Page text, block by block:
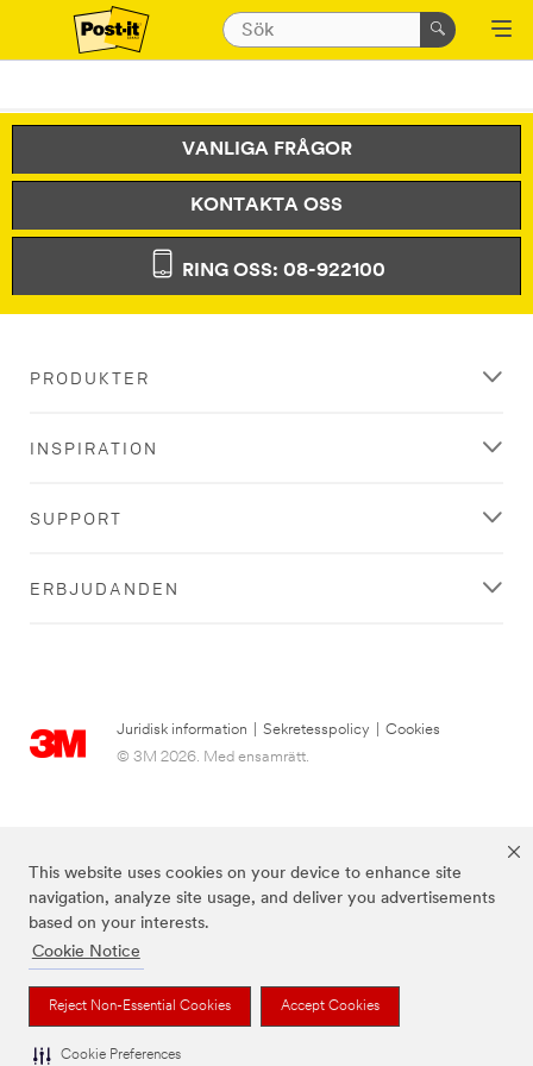
This website uses cookies on your device to enhance site
navigation, analyze site usage, and deliver you advertisements
based on your interests.
Cookie Notice
Reject Non-Essential Cookies Accept Cookies
Cookie Preferences
VANLIGA FRÅGOR
KONTAKTA OSS
RING OSS: 08-922100
PRODUKTER
INSPIRATION
SUPPORT
ERBJUDANDEN
Juridisk information Sekretesspolicy
Cookies
© 3M 2026. Med ensamrätt.
3M, Post-it® och färgen Canary Yellow™ är varumärken som tillhör 3M.